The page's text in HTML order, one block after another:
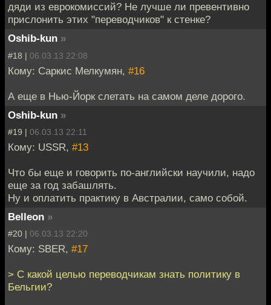
дяди из еврокомиссий? Не лучше ли превентивно
прислонить этих "переводчиков" к стенке?
Oshib-kun »
#18 | 06.03.13 22:08
Кому: Саркис Мелкумян, #16
А еще в Нью-Йорк слетать на самом деле дорого.
Oshib-kun »
#19 | 06.03.13 22:11
Кому: USSR, #13
Что бы еще и говорить по-английски научили, надо
еще за год забашлять.
Ну и оплатить практику в Австралии, само собой.
Belleon »
#20 | 06.03.13 22:20
Кому: SBER, #17
> С какой целью переводчикам знать политику в
Бельгии?